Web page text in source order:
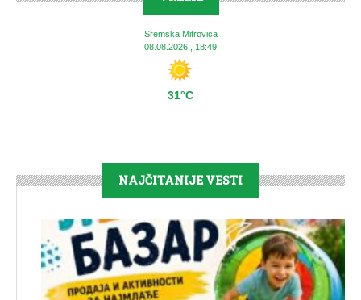
Sremska Mitrovica
08.08.2026., 18:49
31°C
NAJČITANIJE VESTI